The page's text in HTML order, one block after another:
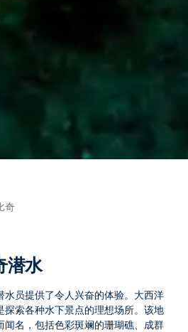
奇
潜水
水员提供了令人兴奋的体验。大西洋
探索各种水下景点的理想场所。该地
闻名，包括色彩斑斓的珊瑚礁、成群